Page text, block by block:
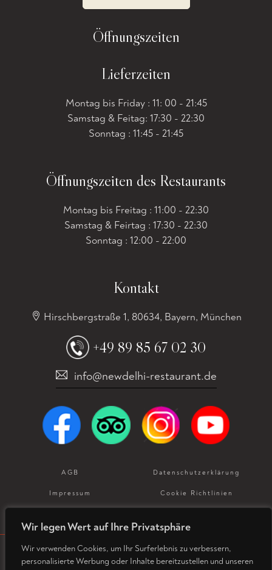
Wir legen Wert auf Ihre Privatsphäre
Wir verwenden Cookies, um Ihr Surferlebnis zu verbessern,
personalisierte Werbung oder Inhalte bereitzustellen und unseren
Öffnungszeiten
Lieferzeiten
Montag bis Friday : 11: 00 - 21:45
Samstag & Feitag: 17:30 - 22:30
Sonntag : 11:45 - 21:45
Öffnungszeiten des Restaurants
Montag bis Freitag : 11:00 - 22:30
Samstag & Feirtag : 17:30 - 22:30
Sonntag : 12:00 - 22:00
Kontakt
Hirschbergstraße 1, 80634, Bayern, München
+49 89 85 67 02 30
info@newdelhi-restaurant.de
AGB Datenschutz­erklärung
Impressum Cookie Richtlinien
© Copyright 2026. Designed and Developed by